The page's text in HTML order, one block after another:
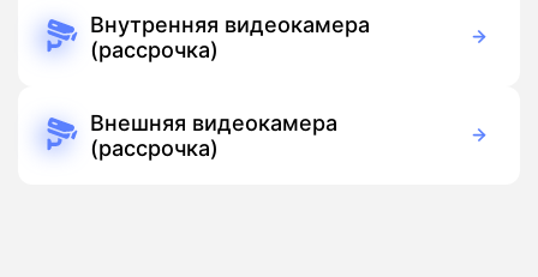
ПодпискаВнутренняя видеокамера
(рассрочка)
ПодпискаВнешняя видеокамера
(рассрочка)